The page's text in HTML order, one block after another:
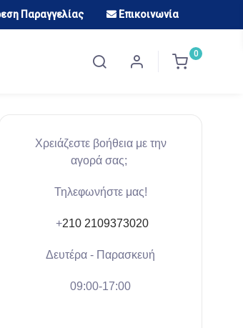
Παραγγελίας Επικοινωνία
0
Χρειάζεστε βοήθεια με την
αγορά σας;
Τηλεφωνήστε μας!
+210 2109373020
Δευτέρα - Παρασκευή
09:00-17:00